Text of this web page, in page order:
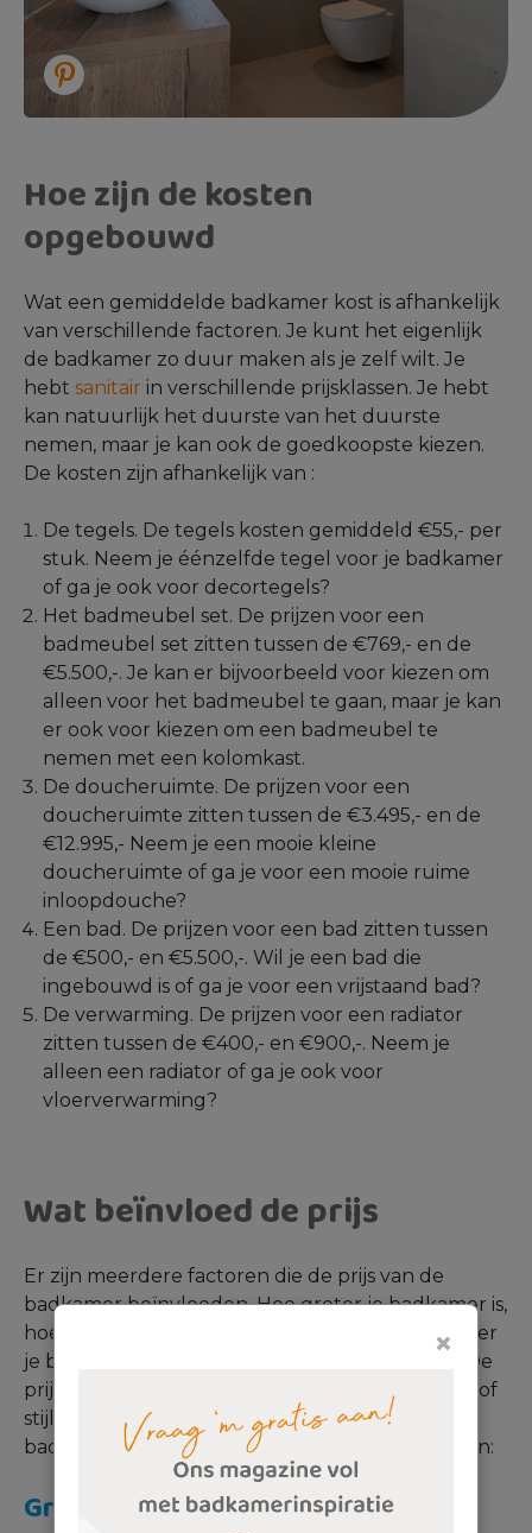
×
Hoe zijn de kosten
opgebouwd
Wat een gemiddelde badkamer kost is afhankelijk
van verschillende factoren. Je kunt het eigenlijk
de badkamer zo duur maken als je zelf wilt. Je
hebt sanitair in verschillende prijsklassen. Je hebt
kan natuurlijk het duurste van het duurste
nemen, maar je kan ook de goedkoopste kiezen.
De kosten zijn afhankelijk van :
De tegels. De tegels kosten gemiddeld €55,- per
stuk. Neem je éénzelfde tegel voor je badkamer
of ga je ook voor decortegels?
Het badmeubel set. De prijzen voor een
badmeubel set zitten tussen de €769,- en de
€5.500,-. Je kan er bijvoorbeeld voor kiezen om
alleen voor het badmeubel te gaan, maar je kan
er ook voor kiezen om een badmeubel te
nemen met een kolomkast.
De doucheruimte. De prijzen voor een
doucheruimte zitten tussen de €3.495,- en de
€12.995,- Neem je een mooie kleine
doucheruimte of ga je voor een mooie ruime
inloopdouche?
Een bad. De prijzen voor een bad zitten tussen
de €500,- en €5.500,-. Wil je een bad die
ingebouwd is of ga je voor een vrijstaand bad?
De verwarming. De prijzen voor een radiator
zitten tussen de €400,- en €900,-. Neem je
alleen een radiator of ga je ook voor
vloerverwarming?
Wat beïnvloed de prijs
Er zijn meerdere factoren die de prijs van de
badkamer beïnvloeden. Hoe groter je badkamer is,
hoe meer sanitair je er in kwijt kunt. Of hoe groter
je badkamer is, hoe meer
je nodig hebt. De
prijs is ook echt afhankelijk van wat jouw smaak of
stijl is en wat je budget voor een nieuwe
badkamer is. Drie dingen die de prijs beïnvloeden:
Grootte van de badkamer